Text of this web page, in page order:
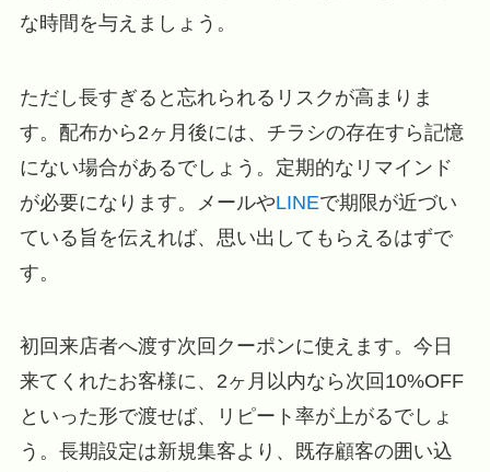
な時間を与えましょう。
ただし長すぎると忘れられるリスクが高まりま
す。配布から2ヶ月後には、チラシの存在すら記憶
にない場合があるでしょう。定期的なリマインド
が必要になります。メールやLINEで期限が近づい
ている旨を伝えれば、思い出してもらえるはずで
す。
初回来店者へ渡す次回クーポンに使えます。今日
来てくれたお客様に、2ヶ月以内なら次回10%OFF
といった形で渡せば、リピート率が上がるでしょ
う。長期設定は新規集客より、既存顧客の囲い込